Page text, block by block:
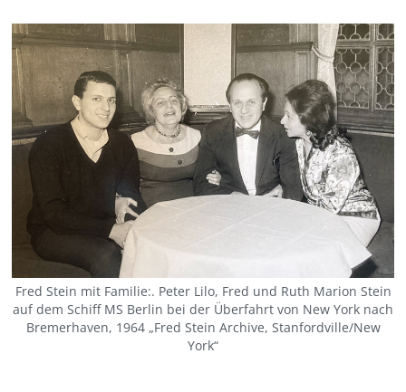
Fred Stein mit Familie:. Peter Lilo, Fred und Ruth Marion Stein
auf dem Schiff MS Berlin bei der Überfahrt von New York nach
Bremerhaven, 1964 „Fred Stein Archive, Stanfordville/New
York“